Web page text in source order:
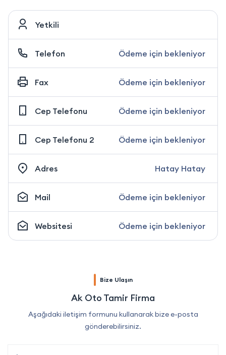
Yetkili
Telefon Ödeme için bekleniyor
Fax Ödeme için bekleniyor
Cep Telefonu Ödeme için bekleniyor
Cep Telefonu 2 Ödeme için bekleniyor
Adres Hatay Hatay
Mail Ödeme için bekleniyor
Websitesi Ödeme için bekleniyor
Bize Ulaşın
Ak Oto Tamir Firma
Aşağıdaki iletişim formunu kullanarak bize e-posta
gönderebilirsiniz.